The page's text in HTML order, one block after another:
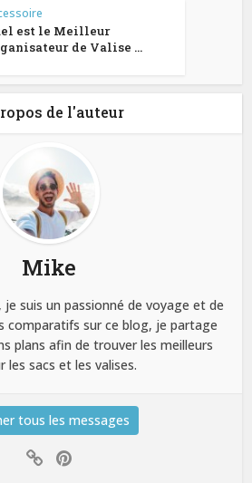
est le Meilleur
de Valise ...
de l'auteur
Mike
suis un passionné de voyage et de
comparatifs sur ce blog, je partage
plans afin de trouver les meilleurs
les sacs et les valises.
tous les messages